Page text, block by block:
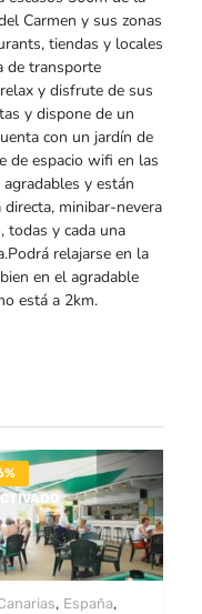
Carmen y sus zonas
tiendas y locales
de transporte
y disfrute de sus
y dispone de un
con un jardín de
de espacio wifi en las
y están
minibar-nevera
todas y cada una
relajarse en la
en el agradable
está a 2km.
, España,